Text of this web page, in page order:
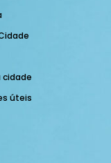
cidade
úteis